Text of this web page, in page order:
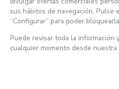
COMPRAR
sus hábitos de navegación. Pulse
“Configurar” para poder
Puede revisar toda la información
cualquier momento desde nuestra